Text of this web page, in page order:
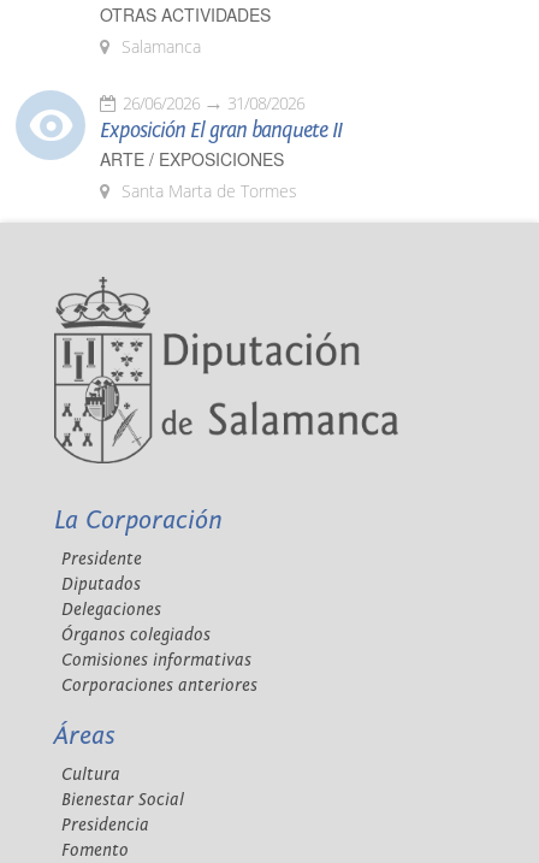
OTRAS ACTIVIDADES
Salamanca
26/06/2026 31/08/2026
Exposición El gran banquete II
ARTE / EXPOSICIONES
Santa Marta de Tormes
La Corporación
Presidente
Diputados
Delegaciones
Órganos colegiados
Comisiones informativas
Corporaciones anteriores
Áreas
Cultura
Bienestar Social
Presidencia
Fomento